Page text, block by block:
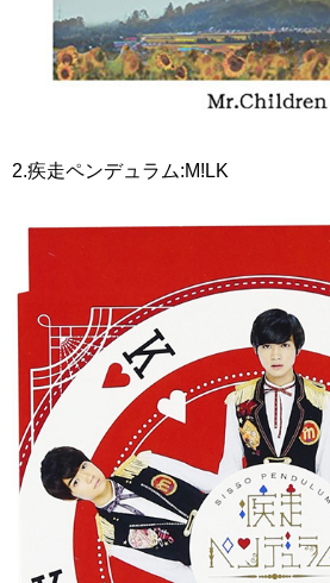
2.疾走ペンデュラム:M!LK